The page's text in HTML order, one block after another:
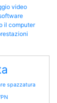
video
il computer
spazzatura